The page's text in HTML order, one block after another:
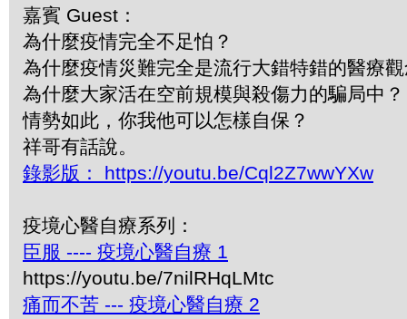
嘉賓 Guest：
為什麼疫情完全不足怕？
為什麼疫情災難完全是流行大錯特錯的醫療
為什麼大家活在空前規模與殺傷力的騙局中
情勢如此，你我他可以怎樣自保？
祥哥有話說。
錄影版： https://youtu.be/Cql2Z7wwYXw
疫境心醫自療系列：
臣服 ---- 疫境心醫自療 1
https://youtu.be/7nilRHqLMtc
痛而不苦 --- 疫境心醫自療 2